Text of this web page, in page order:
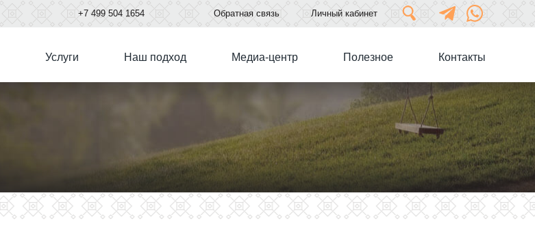
+7 499 504 1654 Обратная связь Личный кабинет
Услуги Наш подход Медиа-центр Полезное Контакты